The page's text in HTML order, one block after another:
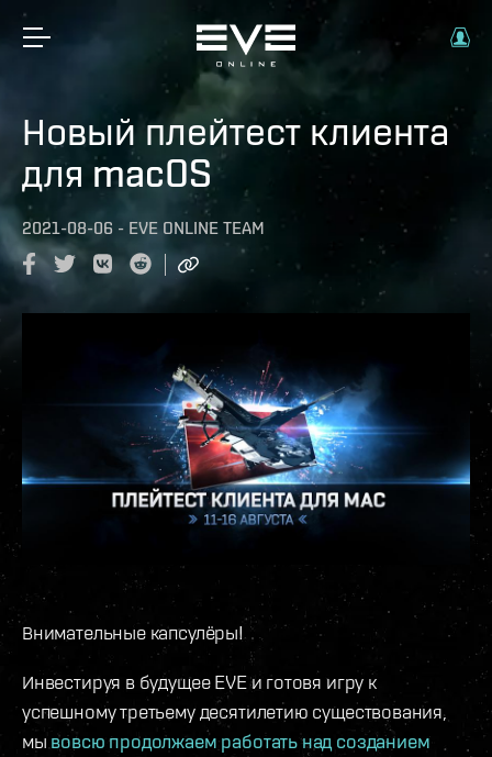
Новый плейтест клиента
для macOS
2021-08-06 - EVE ONLINE TEAM
Внимательные капсулёры!
Инвестируя в будущее EVE и готовя игру к
успешному третьему десятилетию существования,
мы вовсю продолжаем работать над созданием